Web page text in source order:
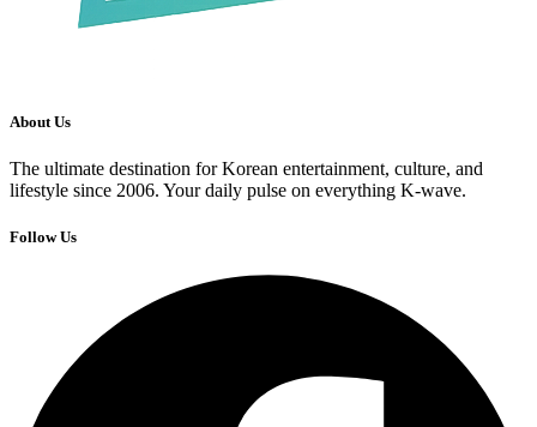
About Us
The ultimate destination for Korean entertainment, culture, and
lifestyle since 2006. Your daily pulse on everything K-wave.
Follow Us